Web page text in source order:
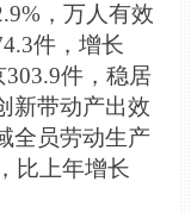
，万人有效
件，增长
303.9件，稳居
新带动产出效
全员劳动生产
比上年增长